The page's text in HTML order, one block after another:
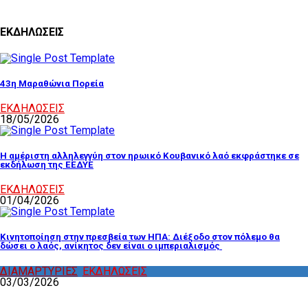
ΕΚΔΗΛΩΣΕΙΣ
43η Μαραθώνια Πορεία
ΕΚΔΗΛΩΣΕΙΣ
18/05/2026
Η αμέριστη αλληλεγγύη στον ηρωικό Κουβανικό λαό εκφράστηκε σε
εκδήλωση της ΕΕΔΥΕ
ΕΚΔΗΛΩΣΕΙΣ
01/04/2026
Κινητοποίηση στην πρεσβεία των ΗΠΑ: Διέξοδο στον πόλεμο θα
δώσει ο λαός, ανίκητος δεν είναι ο ιμπεριαλισμός
ΔΙΑΜΑΡΤΥΡΙΕΣ ΕΚΔΗΛΩΣΕΙΣ
03/03/2026